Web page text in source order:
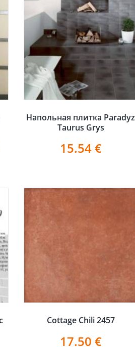
Напольная плитка Paradyz
Taurus Grys
15.54€
Cottage Chili 2457
17.50 €